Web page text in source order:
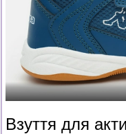
Взуття для